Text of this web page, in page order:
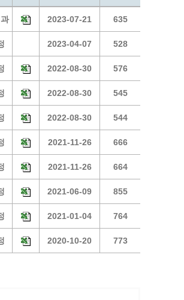
이 중성화 신청
동굴딸기 스마트팜 체험프로그램
장신청
밭신청
2023-07-21 635
2023-04-07 528
2022-08-30 576
2022-08-30 545
2022-08-30 544
2021-11-26 666
2021-11-26 664
2021-06-09 855
2021-01-04 764
2020-10-20 773